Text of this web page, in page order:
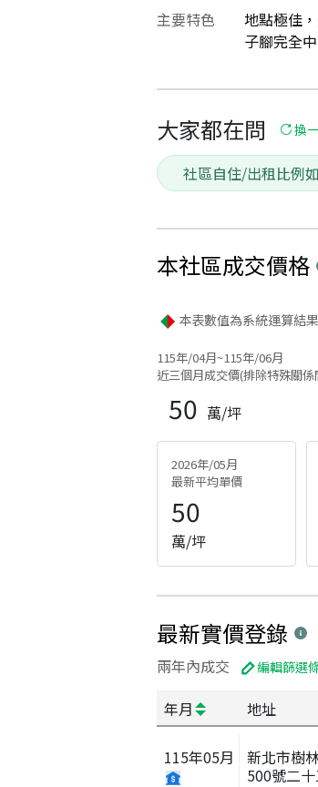
主要特色
地點極佳
子腳完全
大家都在問 換
社區自住/出租比例
本社區成交價格
本表數值為系統運算結
115年/04月~115年/06月
近三個月成交價(排除特殊關係
50 萬/坪
2026年/05月
最新平均單價
50
萬/坪
最新實價登錄
兩年內成交 編輯篩選
年月 地址
115年05月
新北市樹
500號二